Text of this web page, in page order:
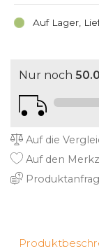
Auf Lager,
Nur noch
Auf die
Auf den